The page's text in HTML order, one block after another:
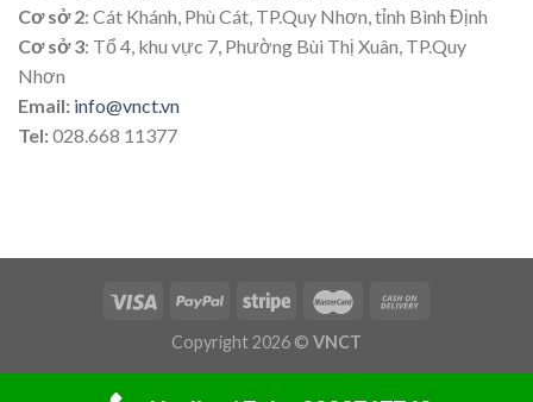
Cơ sở 2: Cát Khánh, Phù Cát, TP.Quy Nhơn, tỉnh Bình Định
Cơ sở 3: Tổ 4, khu vực 7, Phường Bùi Thị Xuân, TP.Quy
Nhơn
Email: info@vnct.vn
Tel:028.668 11377
Copyright 2026 © VNCT